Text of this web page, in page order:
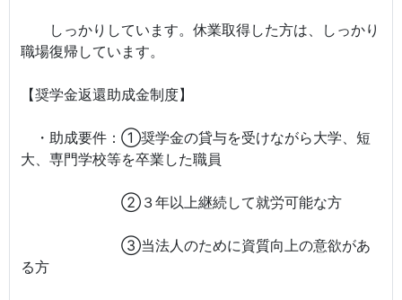
しっかりしています。休業取得した方は、しっかり
職場復帰しています。
【奨学金返還助成金制度】
・助成要件：①奨学金の貸与を受けながら大学、短
大、専門学校等を卒業した職員
②３年以上継続して就労可能な方
③当法人のために資質向上の意欲があ
る方